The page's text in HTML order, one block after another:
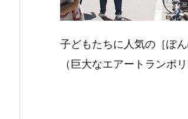
子どもたちに人気の［ぽん
（巨大なエアートランポ